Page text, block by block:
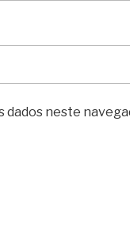
dados neste